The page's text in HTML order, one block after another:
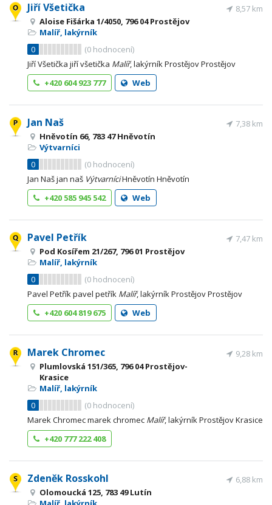
Jiří Všetička
Aloise Fišárka 1/4050, 796 04 Prostějov
Malíř, lakýrník
0
(0 hodnocení)
8,57 km
Jiří Všetička jiří všetička Malíř, lakýrník Prostějov Prostějov
+420 604 923 777
Web
Jan Naš
Hněvotín 66, 783 47 Hněvotín
Výtvarníci
0
(0 hodnocení)
7,38 km
Jan Naš jan naš VýtvarníciHněvotín Hněvotín
+420 585 945 542
Web
Pavel Petřík
Pod Kosířem 21/267, 796 01 Prostějov
Malíř, lakýrník
0
(0 hodnocení)
7,47 km
Pavel Petřík pavel petřík Malíř, lakýrník Prostějov Prostějov
+420 604 819 675
Web
Marek Chromec
Plumlovská 151/365, 796 04 Prostějov-
Krasice
Malíř, lakýrník
0
(0 hodnocení)
9,28 km
Marek Chromec marek chromec Malíř, lakýrník Prostějov Krasice
+420 777 222 408
Zdeněk Rosskohl
Olomoucká 125, 783 49 Lutín
6,88 km